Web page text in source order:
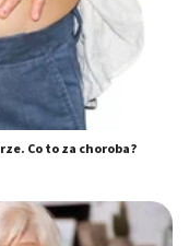
Co to za choroba?